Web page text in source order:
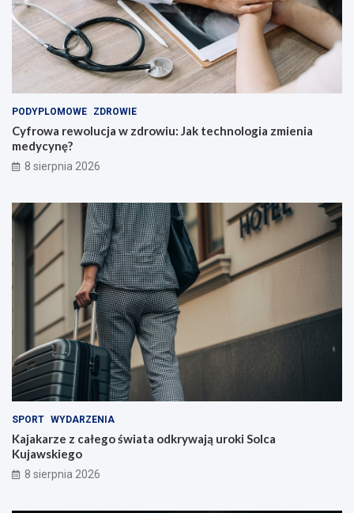
c
z
n
n
a
u
c
c
i
e
i
!
o
w
i
PODYPLOMOWE ZDROWIE
Cyfrowa rewolucja w zdrowiu: Jak technologia zmienia
medycynę?
8 sierpnia 2026
SPORT WYDARZENIA
Kajakarze z całego świata odkrywają uroki Solca
Kujawskiego
8 sierpnia 2026